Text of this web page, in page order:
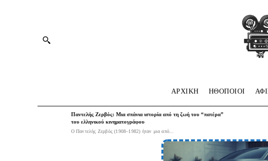
ΑΡΧΙΚΗ HΘΟΠΟΙΟΙ
Παντελής Ζερβός: Μια σπάνια ιστορία από τη ζωή του “πατέρα”
του ελληνικού κινηματογράφου
Ο Παντελής Ζερβός (1908–1982) ήταν μια από...